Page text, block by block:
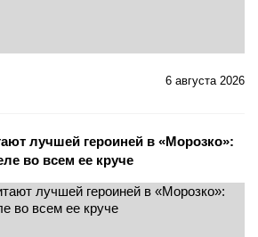
6 августа 2026
лучшей героиней в «Морозко»:
во всем ее круче